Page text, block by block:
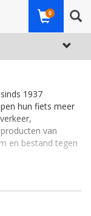
0
1937
hun fiets meer
van
en bestand tegen